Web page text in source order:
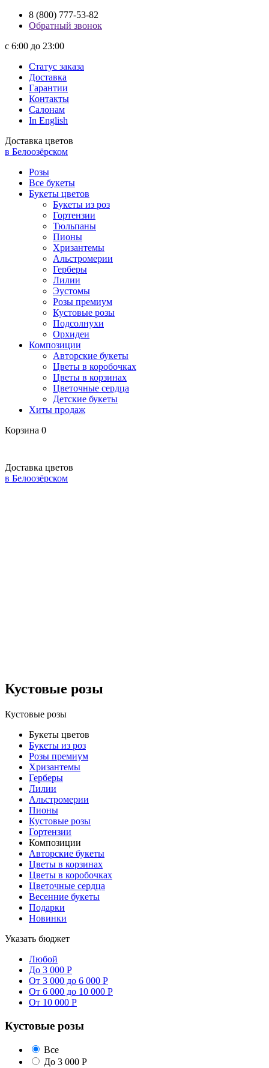
8 (800) 777-53-82
Обратный звонок
с 6:00 до 23:00
Статус заказа
Доставка
Гарантии
Контакты
Салонам
In English
Доставка цветов
в Белоозёрском
Розы
Все букеты
Букеты цветов
Букеты из роз
Гортензии
Тюльпаны
Пионы
Хризантемы
Альстромерии
Герберы
Лилии
Эустомы
Розы премиум
Кустовые розы
Подсолнухи
Орхидеи
Композиции
Авторские букеты
Цветы в коробочках
Цветы в корзинах
Цветочные сердца
Детские букеты
Хиты продаж
Корзина 0
Доставка цветов
в Белоозёрском
Кустовые розы
Кустовые розы
Букеты цветов
Букеты из роз
Розы премиум
Хризантемы
Герберы
Лилии
Альстромерии
Пионы
Кустовые розы
Гортензии
Композиции
Авторские букеты
Цветы в корзинах
Цветы в коробочках
Цветочные сердца
Весенние букеты
Подарки
Новинки
Указать бюджет
Любой
До 3 000 Р
От 3 000 до 6 000 Р
От 6 000 до 10 000 Р
От 10 000 Р
Кустовые розы
Все
До 3 000 Р